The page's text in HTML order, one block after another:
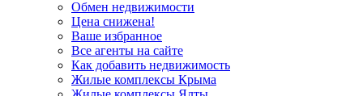
Обмен недвижимости
Цена снижена!
Ваше избранное
Все агенты на сайте
Как добавить недвижимость
Жилые комплексы Крыма